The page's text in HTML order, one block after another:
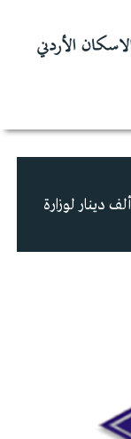
مستثمرو قطاع الإسكان يتبرعون بـ 100 ألف دينار لوزارة